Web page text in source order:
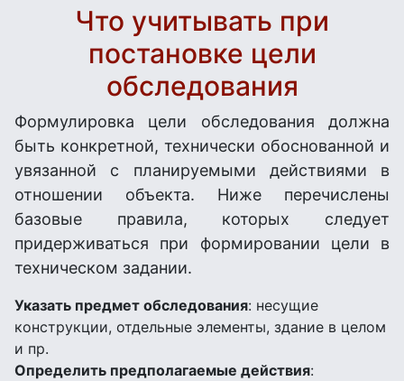
Что учитывать при
постановке цели
обследования
Формулировка цели обследования должна
быть конкретной, технически обоснованной и
увязанной с планируемыми действиями в
отношении объекта. Ниже перечислены
базовые правила, которых следует
придерживаться при формировании цели в
техническом задании.
Указать предмет обследования: несущие
конструкции, отдельные элементы, здание в целом
и пр.
Определить предполагаемые действия: